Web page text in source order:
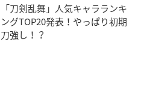
「刀剣乱舞」人気キャラランキ
ングTOP20発表！やっぱり初期
刀強し！？